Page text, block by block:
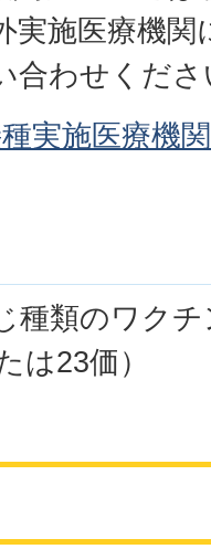
実施医療機
合わせくださ
実施医療機
種類のワク
は23価）